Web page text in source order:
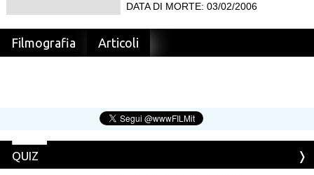
DATA DI MORTE: 03/02/2006
Filmografia Articoli
QUIZ